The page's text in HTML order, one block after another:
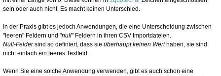
sein oder auch nicht. Es macht keinen Unterschied.
In der Praxis gibt es jedoch Anwendungen, die eine Unterscheidung zwischen
"leeren" Feldern und "null" Feldern in ihren CSV Importdateien.
Null-Feldersind so definiert, dass sie überhaupt keinen Werthaben, sie sind
nicht einfach ein leeres Textfeld.
Wenn Sie eine solche Anwendung verwenden, gibt es auch schon eine